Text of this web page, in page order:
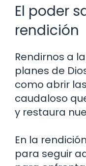
El poder
rendición
Rendirnos a
planes de
como abrir
caudaloso
y restaura
En la
para seguir